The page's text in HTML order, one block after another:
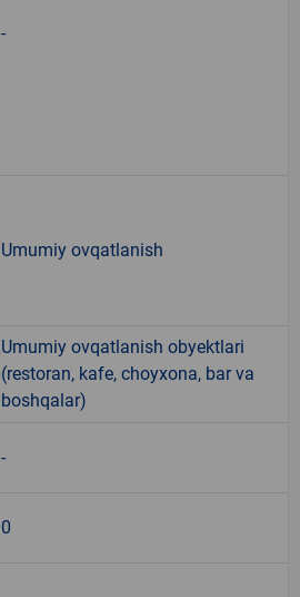
-
Umumiy ovqatlanish
Umumiy ovqatlanish obyektlari
(restoran, kafe, choyxona, bar va
boshqalar)
-
0